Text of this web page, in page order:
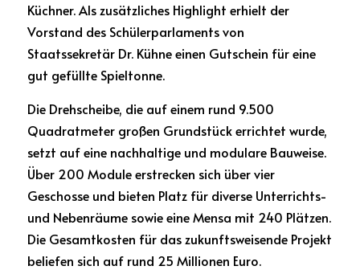
Küchner. Als zusätzliches Highlight erhielt der
Vorstand des Schülerparlaments von
Staatssekretär Dr. Kühne einen Gutschein für eine
gut gefüllte Spieltonne.
Die Drehscheibe, die auf einem rund 9.500
Quadratmeter großen Grundstück errichtet wurde,
setzt auf eine nachhaltige und modulare Bauweise.
Über 200 Module erstrecken sich über vier
Geschosse und bieten Platz für diverse Unterrichts-
und Nebenräume sowie eine Mensa mit 240 Plätzen.
Die Gesamtkosten für das zukunftsweisende Projekt
beliefen sich auf rund 25 Millionen Euro.